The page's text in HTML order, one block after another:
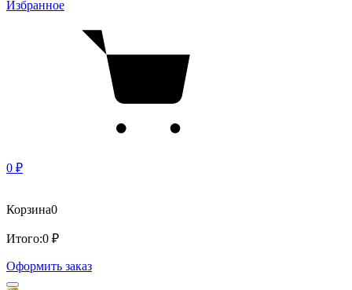
Избранное
0 ₽
Корзина0
Итого:0 ₽
Оформить заказ